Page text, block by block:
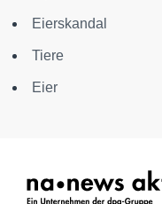
Eierskandal
Tiere
Eier